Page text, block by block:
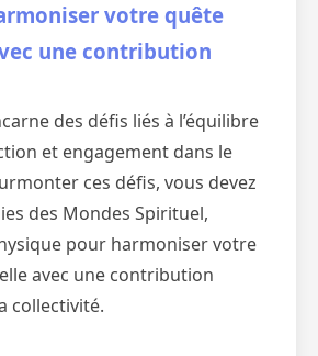
votre quête
une contribution
des défis liés à l’équilibre
et engagement dans le
ces défis, vous devez
des Mondes Spirituel,
pour harmoniser votre
avec une contribution
collectivité.